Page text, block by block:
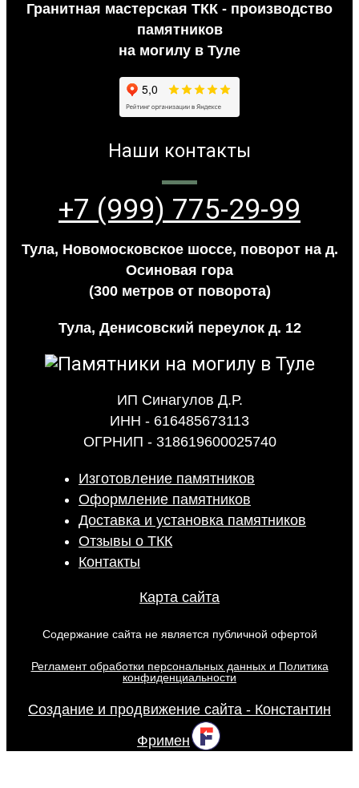
Гранитная мастерская ТКК - производство
памятников
на могилу в Туле
Наши контакты
+7 (999) 775-29-99
Тула, Новомосковское шоссе, поворот на д.
Осиновая гора
(300 метров от поворота)
Тула, Денисовский переулок д. 12
ИП Синагулов Д.Р.
ИНН - 616485673113
ОГРНИП - 318619600025740
Изготовление памятников
Оформление памятников
Доставка и установка памятников
Отзывы о ТКК
Контакты
Карта сайта
Содержание сайта не является публичной офертой
Регламент обработки персональных данных и Политика
конфиденциальности
Создание и продвижение сайта - Константин
Фримен